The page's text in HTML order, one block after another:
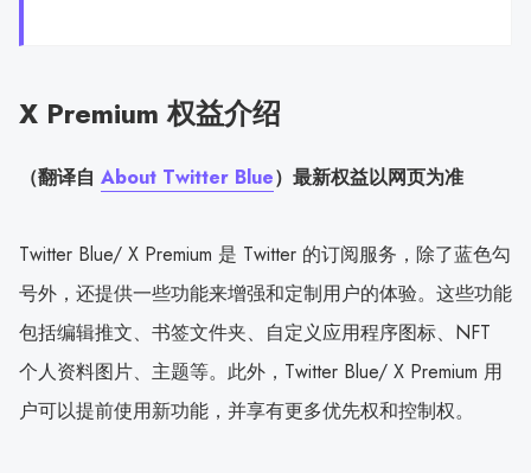
X Premium 权益介绍
（翻译自 About Twitter Blue）最新权益以网页为准
Twitter Blue/ X Premium 是 Twitter 的订阅服务，除了蓝色勾
号外，还提供一些功能来增强和定制用户的体验。这些功能
包括编辑推文、书签文件夹、自定义应用程序图标、NFT
个人资料图片、主题等。此外，Twitter Blue/ X Premium 用
户可以提前使用新功能，并享有更多优先权和控制权。